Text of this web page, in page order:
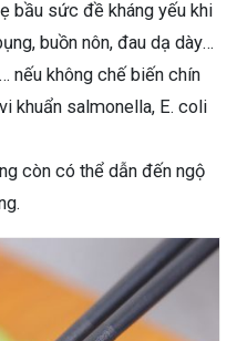
bầu sức đề kháng yếu khi
buồn nôn, đau dạ dày…
nếu không chế biến chín
khuẩn salmonella, E. coli
còn có thể dẫn đến ngộ